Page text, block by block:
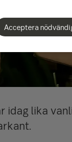
idag lika
Acceptera